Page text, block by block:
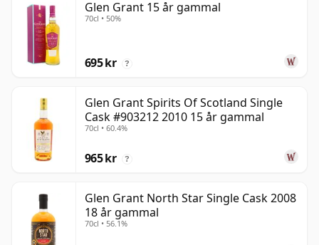
Glen Grant 15 år gammal
70cl • 50%
695 kr ?
Glen Grant Spirits Of Scotland Single
Cask #903212 2010 15 år gammal
70cl • 60.4%
965 kr ?
Glen Grant North Star Single Cask 2008
18 år gammal
70cl • 56.1%